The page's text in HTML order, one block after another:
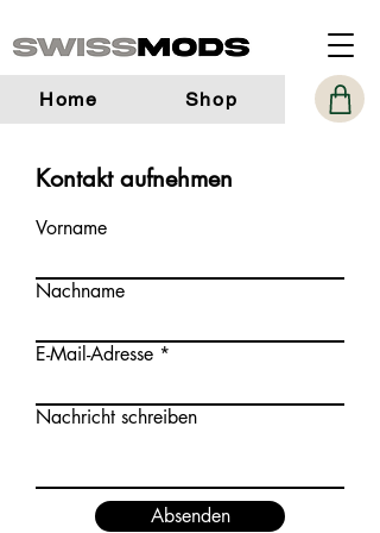
Home Shop
Kontakt aufnehmen
Vorname
Nachname
E-Mail-Adresse
Nachricht schreiben
Absenden